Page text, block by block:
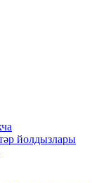
йолдызлары